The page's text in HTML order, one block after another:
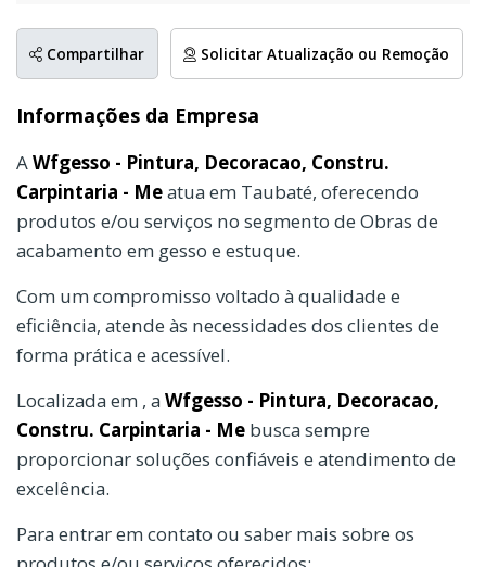
Compartilhar Solicitar Atualização ou Remoção
Informações da Empresa
A Wfgesso - Pintura, Decoracao, Constru.
Carpintaria - Meatua em Taubaté, oferecendo
produtos e/ou serviços no segmento de Obras de
acabamento em gesso e estuque.
Com um compromisso voltado à qualidade e
eficiência, atende às necessidades dos clientes de
forma prática e acessível.
Localizada em , a Wfgesso - Pintura, Decoracao,
Constru. Carpintaria - Me busca sempre
proporcionar soluções confiáveis e atendimento de
excelência.
Para entrar em contato ou saber mais sobre os